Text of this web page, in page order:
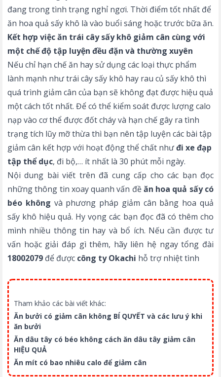
đang trong tình trạng nghỉ ngơi. Thời điểm tốt nhất để
ăn hoa quả sấy khô là vào buổi sáng hoặc trước bữa ăn.
Kết hợp việc ăn trái cây sấy khô giảm cân cùng với
một chế độ tập luyện đều đặn và thường xuyên
Nếu chỉ hạn chế ăn hay sử dụng các loại thực phẩm
lành mạnh như trái cây sấy khô hay rau củ sấy khô thì
quá trình giảm cân của bạn sẽ không đạt được hiệu quả
một cách tốt nhất. Để có thể kiểm soát được lượng calo
nạp vào cơ thể được đốt cháy và hạn chế gây ra tình
trạng tích lũy mỡ thừa thì bạn nên tập luyện các bài tập
giảm cân kết hợp với hoạt động thể chất nhưđi xe đạp
tập thể dục, đi bộ,… ít nhất là 30 phút mỗi ngày.
Nội dung bài viết trên đã cung cấp cho các bạn đọc
những thông tin xoay quanh vấn đềăn hoa quả sấy có
béo không và phương pháp giảm cân bằng hoa quả
sấy khô hiệu quả. Hy vọng các bạn đọc đã có thêm cho
mình nhiều thông tin hay và bổ ích. Nếu cần được tư
vấn hoặc giải đáp gì thêm, hãy liên hệ ngay tổng đài
18002079 để được công ty Okachi hỗ trợ nhiệt tình
Tham khảo các bài viết khác:
Ăn bưởi có giảm cân không BÍ QUYẾT và các lưu ý khi
ăn bưởi
Ăn dâu tây có béo không cách ăn dâu tây giảm cân
HIỆU QUẢ
Ăn mít có bao nhiêu calo để giảm cân